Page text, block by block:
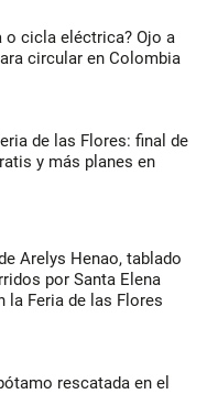
o cicla eléctrica? Ojo a
circular en Colombia
de las Flores: final de
y más planes en
Arelys Henao, tablado
por Santa Elena
la Feria de las Flores
rescatada en el